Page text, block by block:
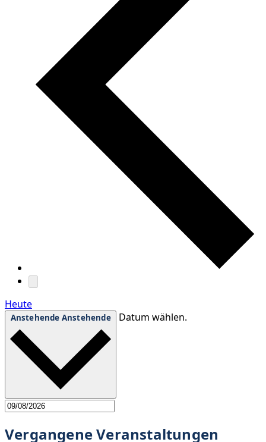
Heute
Anstehende Anstehende Datum wählen.
Vergangene Veranstaltungen